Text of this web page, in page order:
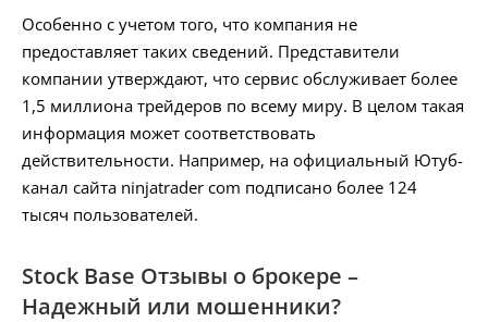
Особенно с учетом того, что компания не
предоставляет таких сведений. Представители
компании утверждают, что сервис обслуживает более
1,5 миллиона трейдеров по всему миру. В целом такая
информация может соответствовать
действительности. Например, на официальный Ютуб-
канал сайта ninjatrader com подписано более 124
тысяч пользователей.
Stock Base Отзывы о брокере –
Надежный или мошенники?